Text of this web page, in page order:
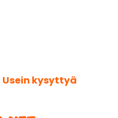
Usein kysyttyä